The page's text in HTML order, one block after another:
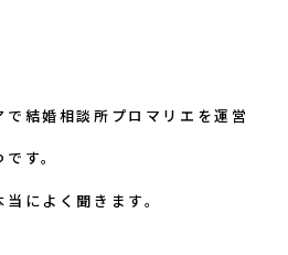
結婚相談所プロマリエを運営
す。
によく聞きます。